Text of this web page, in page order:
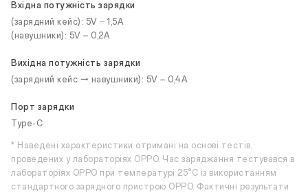
Вхідна потужність зарядки
(зарядний кейс): 5V ⎓ 1,5A
(навушники): 5V ⎓ 0,2A
Вихідна потужність зарядки
(зарядний кейс → навушники): 5V ⎓ 0,4A
Порт зарядки
Type-C
* Наведені характеристики отримані на основі тестів,
проведених у лабораторіях OPPO. Час заряджання тестувався в
лабораторіях OPPO при температурі 25°C із використанням
стандартного зарядного пристрою OPPO. Фактичні результати